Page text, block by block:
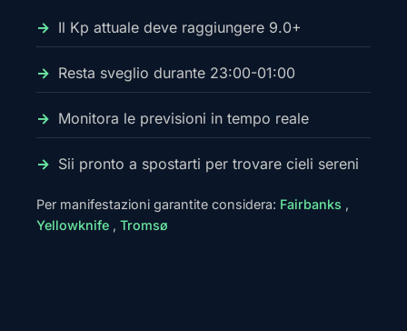
Il Kp attuale deve raggiungere 9.0+
Resta sveglio durante 23:00-01:00
Monitora le previsioni in tempo reale
Sii pronto a spostarti per trovare cieli sereni
Per manifestazioni garantite considera: Fairbanks ,
Yellowknife , Tromsø